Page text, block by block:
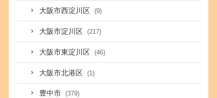
大阪市西淀川区 (9)
大阪市淀川区 (217)
大阪市東淀川区 (46)
大阪市北港区 (1)
豊中市 (379)